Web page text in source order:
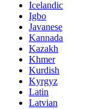
Icelandic
Igbo
Javanese
Kannada
Kazakh
Khmer
Kurdish
Kyrgyz
Latin
Latvian